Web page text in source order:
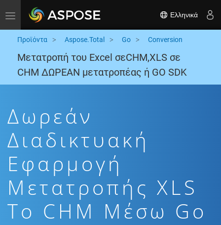
Toggle navigation Ελληνικά
Προϊόντα Aspose.Total Go Conversion
Μετατροπή του Excel σεCHM,XLS σε
CHM ΔΩΡΕΑΝ μετατροπέας ή GO SDK
Δωρεάν
Διαδικτυακή
Εφαρμογή
Μετατροπής XLS
To CHM Μέσω Go